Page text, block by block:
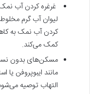
غرغره کردن آب
لیوان آب گرم مخلوط
کردن آب نمک به
کمک‌ می‌کند.
مسکن‌های بدون
مانند ایبوپروفن
التهاب توصیه